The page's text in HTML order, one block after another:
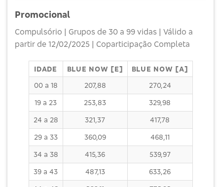
Promocional
Compulsório | Grupos de 30 a 99 vidas | Válido a
partir de 12/02/2025 | Coparticipação Completa
IDADE BLUE NOW [E]
BLUE NOW [A]
00 a 18
207,88 270,24
19 a 23 253,83 329,98
24 a 28 321,37 417,78
29 a 33 360,09 468,11
34 a 38 415,36 539,97
39 a 43 487,13 633,26